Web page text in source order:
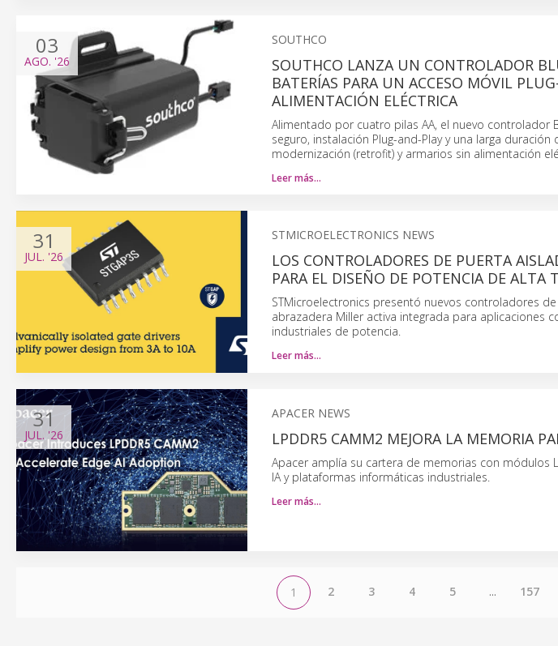
03
AGO. '26
SOUTHCO
SOUTHCO LANZA UN CONTROLADOR
BATERÍAS PARA UN ACCESO MÓVIL
ALIMENTACIÓN ELÉCTRICA
Alimentado por cuatro pilas AA, el nuevo controlador
seguro, instalación Plug-and-Play y una larga
modernización (retrofit) y armarios sin alimentación
Leer más…
31
JUL. '26
STMICROELECTRONICS NEWS
LOS CONTROLADORES DE PUERTA
PARA EL DISEÑO DE POTENCIA DE ALTA
STMicroelectronics presentó nuevos controladores
abrazadera Miller activa integrada para aplicaciones
industriales de potencia.
Leer más…
31
JUL. '26
APACER NEWS
LPDDR5 CAMM2 MEJORA LA MEMORIA
Apacer amplía su cartera de memorias con módulos
IA y plataformas informáticas industriales.
Leer más…
1 2 3 4 5 ... 157